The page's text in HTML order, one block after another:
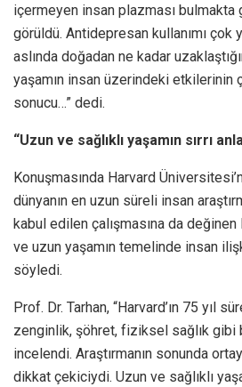
içermeyen insan plazması
görüldü. Antidepresan kullanımı çok
aslında doğadan ne kadar
yaşamın insan üzerindeki etkilerinin
sonucu…” dedi.
“Uzun ve sağlıklı yaşamın sırrı
Konuşmasında Harvard
dünyanın en uzun süreli insan
kabul edilen çalışmasına da değinen
ve uzun yaşamın temelinde insan
söyledi.
Prof. Dr. Tarhan, “Harvard’ın 75 yıl
zenginlik, şöhret, fiziksel sağlık gibi
incelendi. Araştırmanın sonunda
dikkat çekiciydi. Uzun ve sağlıklı